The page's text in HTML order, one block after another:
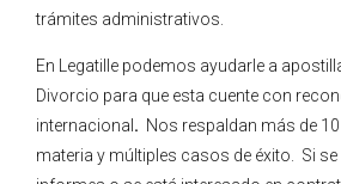
trámites administrativos.
En Legatille podemos ayudarle a
Divorcio para que esta cuente con
internacional . Nos respaldan más de
materia y múltiples casos de éxito. Si